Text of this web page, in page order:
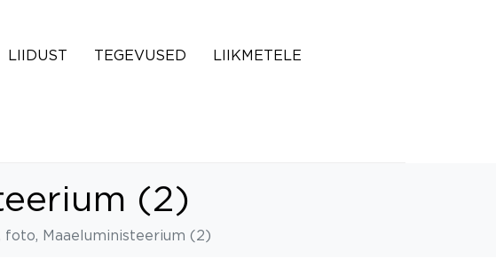
LIIDUST TEGEVUSED LIIKMETELE
(2)
foto, Maaeluministeerium (2)